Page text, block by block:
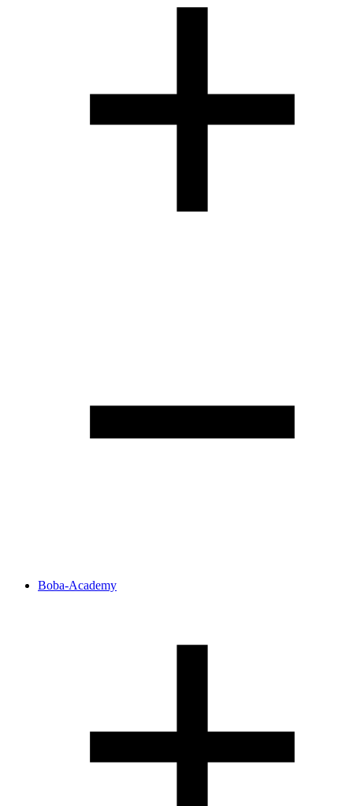
Boba-Academy